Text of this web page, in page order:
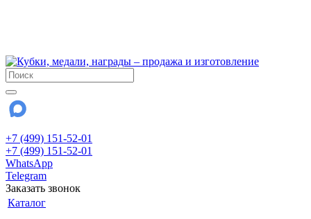
+7 (499) 151-52-01
+7 (499) 151-52-01
WhatsApp
Telegram
Заказать звонок
Каталог